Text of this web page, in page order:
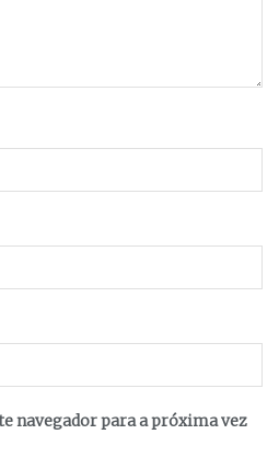
navegador para a próxima vez